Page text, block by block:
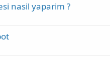
nasil yaparim ?